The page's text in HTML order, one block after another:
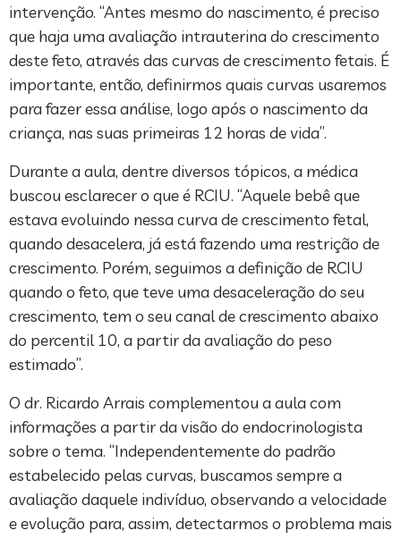
intervenção. “Antes mesmo do nascimento, é preciso
que haja uma avaliação intrauterina do crescimento
deste feto, através das curvas de crescimento fetais. É
importante, então, definirmos quais curvas usaremos
para fazer essa análise, logo após o nascimento da
criança, nas suas primeiras 12 horas de vida”.
Durante a aula, dentre diversos tópicos, a médica
buscou esclarecer o que é RCIU. “Aquele bebê que
estava evoluindo nessa curva de crescimento fetal,
quando desacelera, já está fazendo uma restrição de
crescimento. Porém, seguimos a definição de RCIU
quando o feto, que teve uma desaceleração do seu
crescimento, tem o seu canal de crescimento abaixo
do percentil 10, a partir da avaliação do peso
estimado”.
O dr. Ricardo Arrais complementou a aula com
informações a partir da visão do endocrinologista
sobre o tema. “Independentemente do padrão
estabelecido pelas curvas, buscamos sempre a
avaliação daquele indivíduo, observando a velocidade
e evolução para, assim, detectarmos o problema mais